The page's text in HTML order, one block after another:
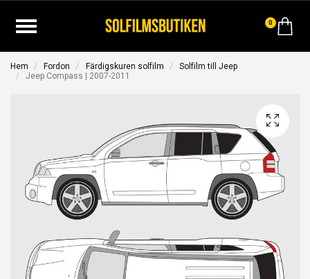
0
Hem Fordon Färdigskuren solfilm
Solfilm till Jeep
Jeep Compass | 2007-2011